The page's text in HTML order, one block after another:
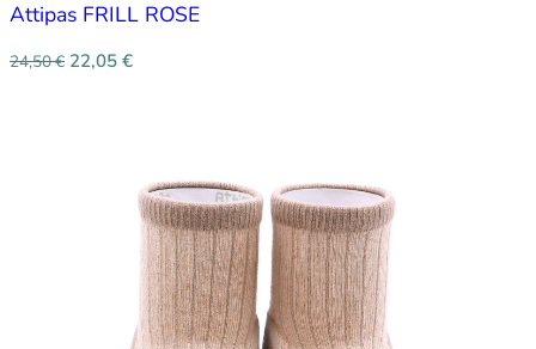
Attipas FRILL ROSE
24,50€ 22,05 €